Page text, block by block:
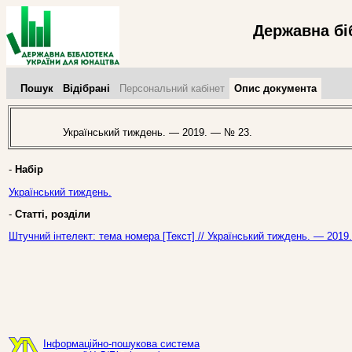
Державна
Пошук Відібрані Персональний кабінет Опис документа
Український тиждень. — 2019. — № 23.
- Набір
Український тиждень.
- Статті, розділи
Штучний інтелект: тема номера [Текст] // Український тиждень. —
Інформаційно-пошукова система